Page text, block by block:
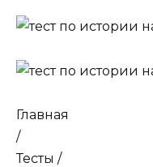
Главная
/
Тесты /